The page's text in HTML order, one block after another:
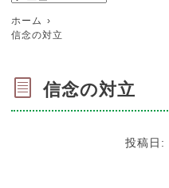
ホーム
信念の対立
信念の対立
投稿日: